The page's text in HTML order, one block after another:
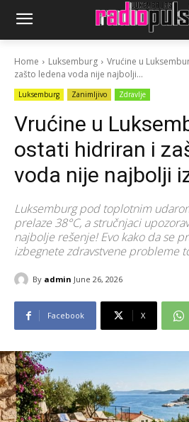
Home Luksemburg
Vrućine u
zašto ledena voda nije najbolji...
Luksemburg Zanimljivo Zdravlje
Vrućine u
ostati hidriran i
voda nije najbolji
Luksemburg pod toplotnim
prelaze 38°C, a stručnjaci
najbolje rešenje! Evo kako da se
izbegnete zdravstvene probleme
By admin June 26, 2026
Facebook X